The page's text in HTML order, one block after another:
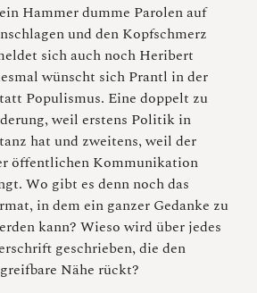
Hammer dumme Parolen auf
und den Kopfschmerz
sich auch noch Heribert
wünscht sich Prantl in der
Populismus. Eine doppelt zu
weil erstens Politik in
hat und zweitens, weil der
öffentlichen Kommunikation
Wo gibt es denn noch das
in dem ein ganzer Gedanke zu
kann? Wieso wird über jedes
geschrieben, die den
Nähe rückt?